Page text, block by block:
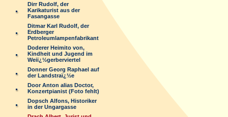
Dirr Rudolf, der
Karikaturist aus der
Fasangasse
Ditmar Karl Rudolf, der
Erdberger
Petroleumlampenfabrikant
Doderer Heimito von,
Kindheit und Jugend im
Weiï¿½gerberviertel
Donner Georg Raphael auf
der Landstraï¿½e
Door Anton alias Doctor,
Konzertpianist (Foto fehlt)
Dopsch Alfons, Historiker
in der Ungargasse